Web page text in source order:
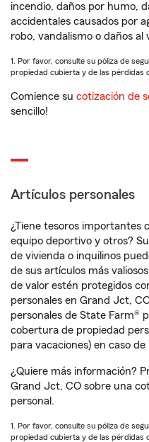
incendio, daños por humo,
accidentales causados por
robo, vandalismo o daños al
1. Por favor, consulte su póliza de
propiedad cubierta y de las pérdidas
Comience su cotización de
sencillo!
Artículos personales
¿Tiene tesoros importantes
equipo deportivo y otros?
de vivienda o inquilinos
de sus artículos más
de valor estén protegidos
personales en Grand Jct,
personales de State Farm®
cobertura de propiedad
para vacaciones) en caso
¿Quiere más información?
Grand Jct, CO sobre una
personal.
1. Por favor, consulte su póliza de
propiedad cubierta y de las pérdidas